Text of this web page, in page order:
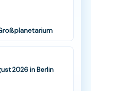
2026 in Berlin